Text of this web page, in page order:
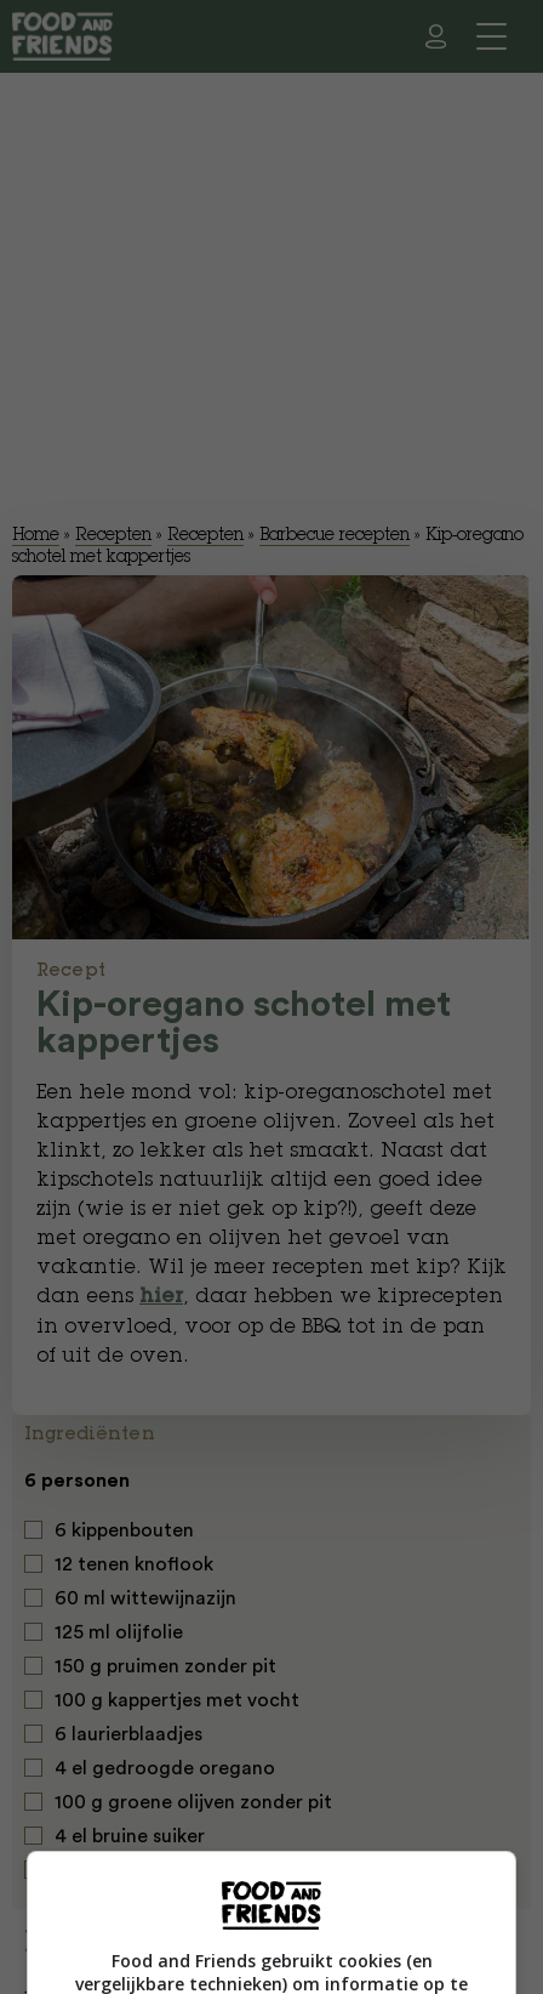
Home » Recepten » Recepten » Barbecue recepten » Kip-oregano
schotel met kappertjes
Recept
Kip-oregano schotel met
kappertjes
Een hele mond vol: kip-oreganoschotel met
kappertjes en groene olijven. Zoveel als het
klinkt, zo lekker als het smaakt. Naast dat
kipschotels natuurlijk altijd een goed idee
zijn (wie is er niet gek op kip?!), geeft deze
met oregano en olijven het gevoel van
vakantie. Wil je meer recepten met kip? Kijk
dan eens hier, daar hebben we kiprecepten
in overvloed, voor op de BBQ tot in de pan
of uit de oven.
Ingrediënten
6 personen
6 kippenbouten
12 tenen knoflook
60 ml wittewijnazijn
125 ml olijfolie
150 g pruimen zonder pit
100 g kappertjes met vocht
6 laurierblaadjes
4 el gedroogde oregano
100 g groene olijven zonder pit
4 el bruine suiker
Bereiding
Food and Friends gebruikt cookies (en
vergelijkbare technieken) om informatie op te